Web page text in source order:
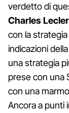
verdetto di
Charles
con la
indicazioni
una strategia
prese con una
con una
Ancora a punti